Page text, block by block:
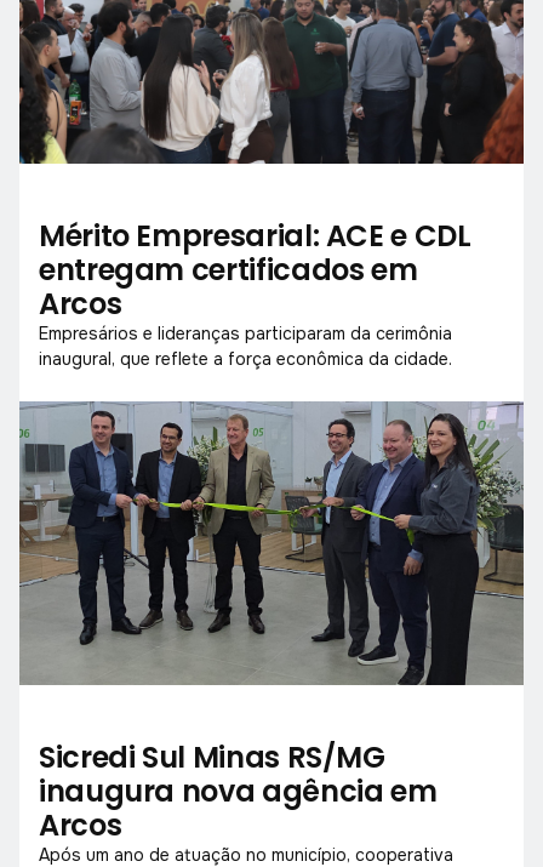
Mérito Empresarial: ACE e CDL
entregam certificados em
Arcos
Empresários e lideranças participaram da cerimônia
inaugural, que reflete a força econômica da cidade.
Sicredi Sul Minas RS/MG
inaugura nova agência em
Arcos
Após um ano de atuação no município, cooperativa